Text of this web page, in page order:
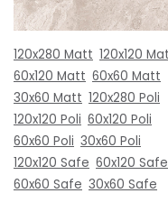
120x280 Matt 120x120
60x120 Matt 60x60 Matt
30x60 Matt 120x280 Poli
120x120 Poli 60x120 Poli
60x60 Poli 30x60 Poli
120x120 Safe 60x120 Safe
60x60 Safe 30x60 Safe